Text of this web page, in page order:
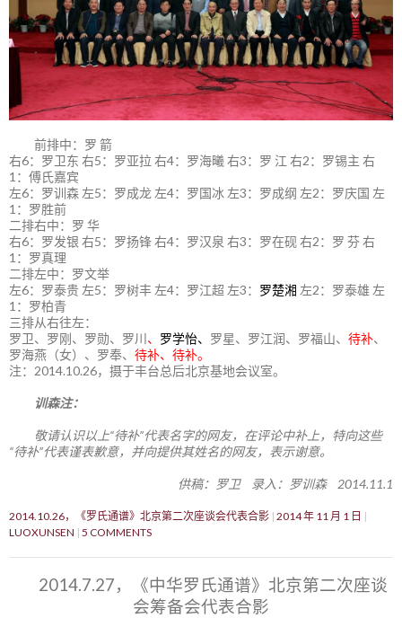
前排中：罗 箭
右6：罗卫东 右5：罗亚拉 右4：罗海曦 右3：罗 江 右2：罗锡主 右
1：傅氏嘉宾
左6：罗训森 左5：罗成龙 左4：罗国冰 左3：罗成纲 左2：罗庆国 左
1：罗胜前
二排右中：罗 华
右6：罗发银 右5：罗扬锋 右4：罗汉泉 右3：罗在砚 右2：罗 芬 右
1：罗真理
二排左中：罗文举
左6：罗泰贵 左5：罗树丰 左4：罗江超 左3： 罗楚湘 左2：罗泰雄 左
1：罗柏青
三排从右往左：
罗卫、罗刚、罗勋、罗川 、 罗学怡、 罗星、罗江润、罗福山、 待补、
罗海燕（女）、罗奉、 待补、待补。
注：2014.10.26，摄于丰台总后北京基地会议室。
训森注：
敬请认识以上“待补”代表名字的网友，在评论中补上，特向这些
“待补”代表谨表歉意，并向提供其姓名的网友，表示谢意。
供稿：罗卫 录入：罗训森 2014.11.1
2014.10.26，《罗氏通谱》北京第二次座谈会代表合影 2014 年 11 月 1 日
LUOXUNSEN 5 COMMENTS
2014.7.27，《中华罗氏通谱》北京第二次座谈
会筹备会代表合影